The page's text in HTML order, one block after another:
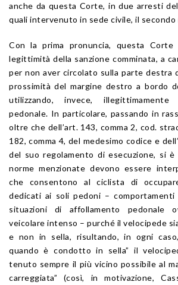
anche da questa Corte, in due arresti
quali intervenuto in sede civile, il secondo
Con la prima pronuncia, questa Corte
legittimità della sanzione comminata, a
per non aver circolato sulla parte destra
prossimità del margine destro a bordo
utilizzando, invece, illegittimamente
pedonale. In particolare, passando in
oltre che dell’art. 143, comma 2, cod.
182, comma 4, del medesimo codice e
del suo regolamento di esecuzione, si
norme menzionate devono essere
che consentono al ciclista di
dedicati ai soli pedoni –
situazioni di affollamento pedonale
veicolare intenso – purché il velocipede
e non in sella, risultando, in ogni
quando è condotto in sella” il
tenuto sempre il più vicino possibile al
carreggiata” (così, in motivazione,